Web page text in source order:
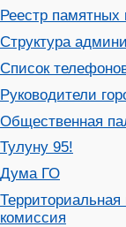
Реестр памятных
Структура
Список
Руководители
Общественная
Тулуну 95!
Дума ГО
Территориальная
комиссия